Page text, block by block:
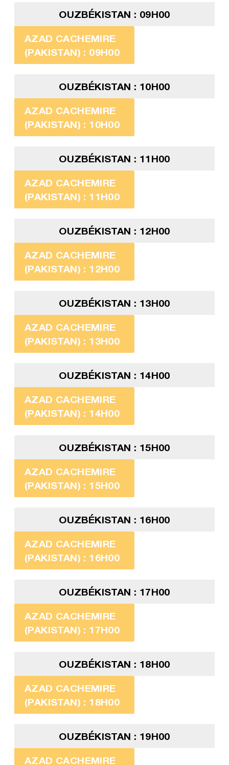
OUZBÉKISTAN : 09H00
AZAD CACHEMIRE
(PAKISTAN) : 09H00
OUZBÉKISTAN : 10H00
AZAD CACHEMIRE
(PAKISTAN) : 10H00
OUZBÉKISTAN : 11H00
AZAD CACHEMIRE
(PAKISTAN) : 11H00
OUZBÉKISTAN : 12H00
AZAD CACHEMIRE
(PAKISTAN) : 12H00
OUZBÉKISTAN : 13H00
AZAD CACHEMIRE
(PAKISTAN) : 13H00
OUZBÉKISTAN : 14H00
AZAD CACHEMIRE
(PAKISTAN) : 14H00
OUZBÉKISTAN : 15H00
AZAD CACHEMIRE
(PAKISTAN) : 15H00
OUZBÉKISTAN : 16H00
AZAD CACHEMIRE
(PAKISTAN) : 16H00
OUZBÉKISTAN : 17H00
AZAD CACHEMIRE
(PAKISTAN) : 17H00
OUZBÉKISTAN : 18H00
AZAD CACHEMIRE
(PAKISTAN) : 18H00
OUZBÉKISTAN : 19H00
AZAD CACHEMIRE